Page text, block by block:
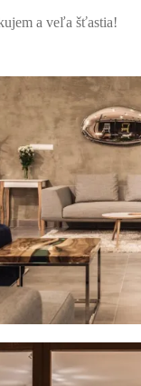
a veľa šťastia!